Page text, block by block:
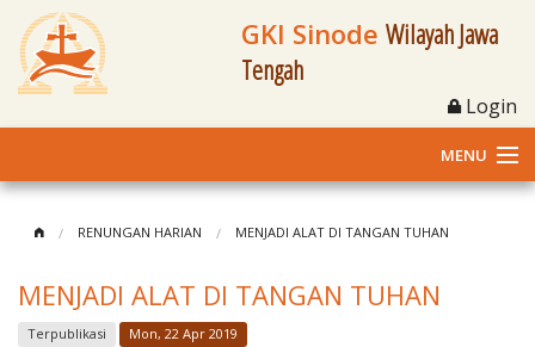
GKI Sinode Wilayah Jawa
Tengah
Login
MENU
Klasis dan Jemaat
RENUNGAN HARIAN MENJADI ALAT DI TANGAN TUHAN
MENJADI ALAT DI TANGAN TUHAN
Terpublikasi Mon, 22 Apr 2019